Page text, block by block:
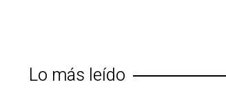
Lo más leído